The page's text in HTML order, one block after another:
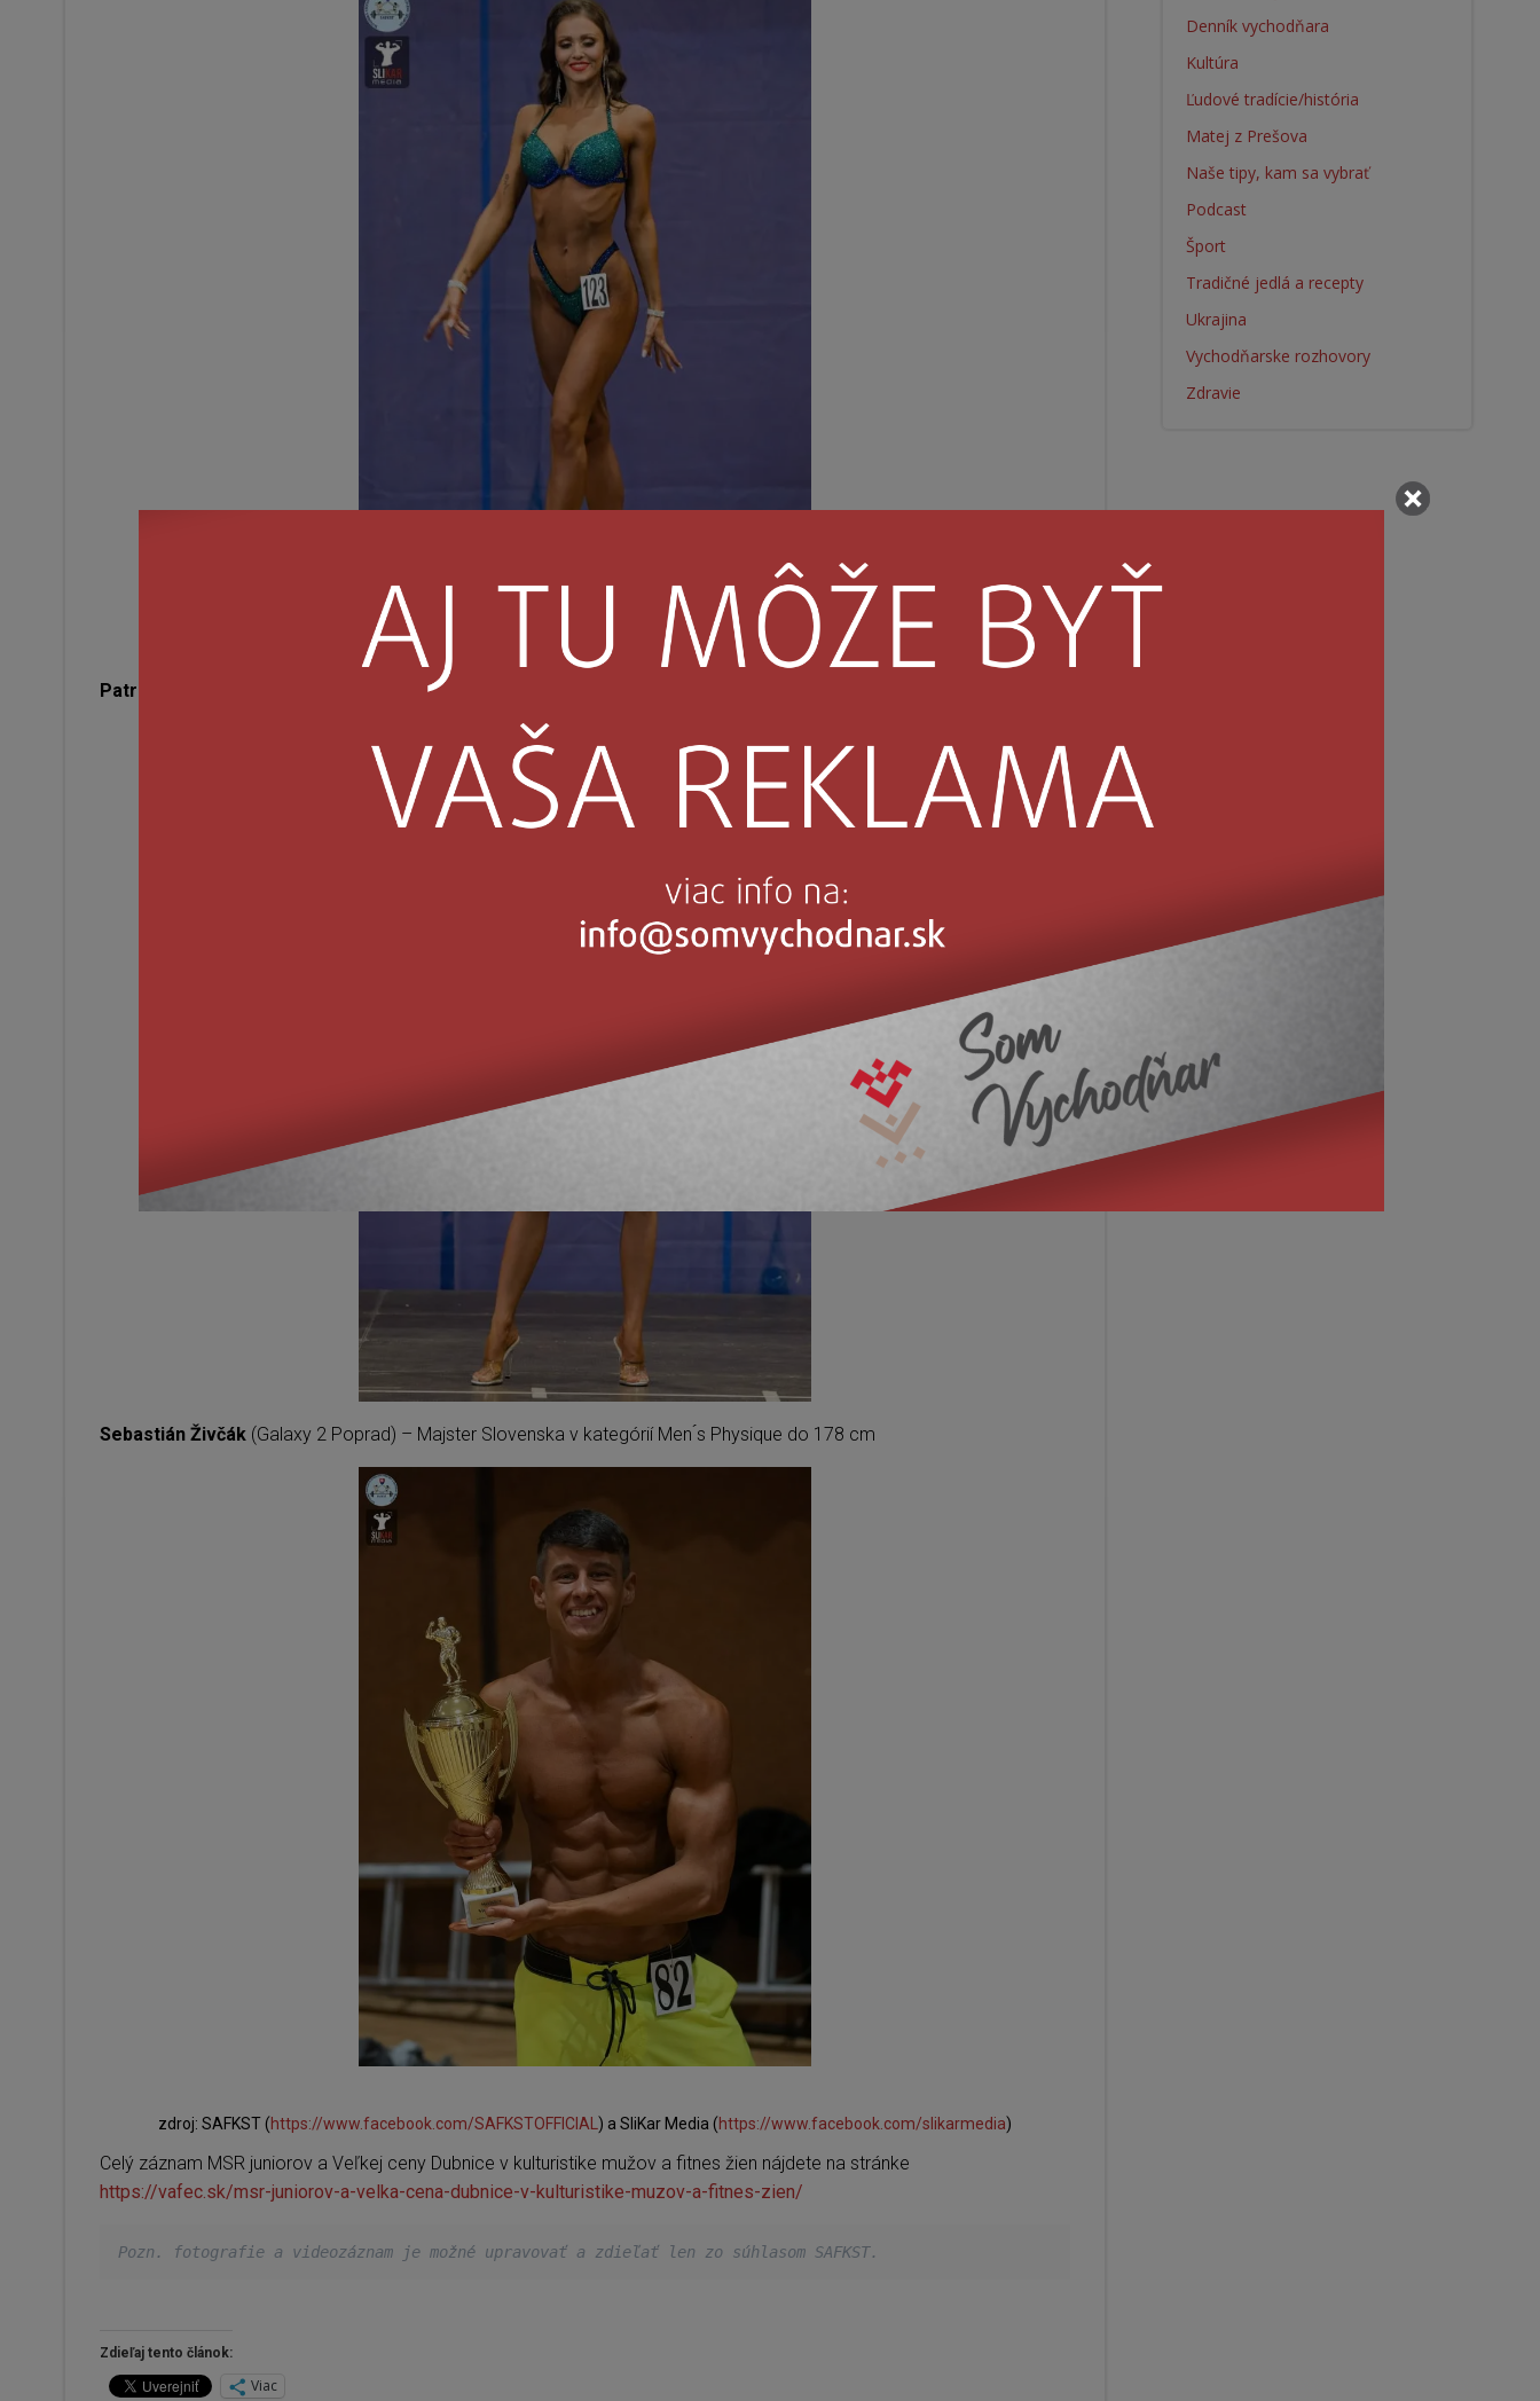
Patrícia Hamalová (Napratany Bodybuilding club) – 3. miesto v kategórií Bikiny do 166cm
Sebastián Živčák (Galaxy 2 Poprad) – Majster Slovenska v kategórií Men ́s Physique do 178 cm
zdroj: SAFKST (https://www.facebook.com/SAFKSTOFFICIAL ) a SliKar Media (https://www.facebook.com/slikarmedia)
Celý záznam MSR juniorov a Veľkej ceny Dubnice v kulturistike mužov a fitnes žien nájdete na stránke
https://vafec.sk/msr-juniorov-a-velka-cena-dubnice-v-kulturistike-muzov-a-fitnes-zien/
Pozn. fotografie a videozáznam je možné upravovať a zdieľať len zo súhlasom SAFKST.
Zdieľaj tento článok:
Viac
Denník vychodňara
Kultúra
Ľudové tradície/história
Matej z Prešova
Naše tipy, kam sa vybrať
Podcast
Šport
Tradičné jedlá a recepty
Ukrajina
Vychodňarske rozhovory
Zdravie